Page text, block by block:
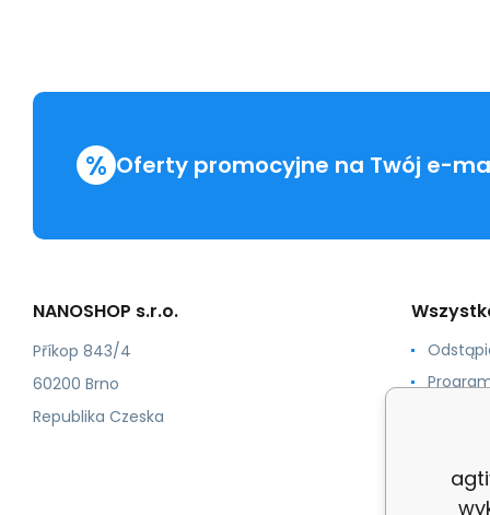
% Oferty promocyjne na Twój e-
NANOSHOP s.r.o.
Příkop 843/4
60200 Brno
Republika Czeska